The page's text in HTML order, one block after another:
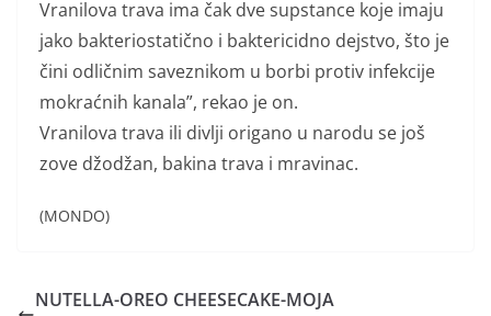
Vranilova trava ima čak dve supstance koje imaju
jako bakteriostatično i baktericidno dejstvo, što je
čini odličnim saveznikom u borbi protiv infekcije
mokraćnih kanala”, rekao je on.
Vranilova trava ili divlji origano u narodu se još
zove džodžan, bakina trava i mravinac.
(MONDO)
NUTELLA-OREO CHEESECAKE-MOJA